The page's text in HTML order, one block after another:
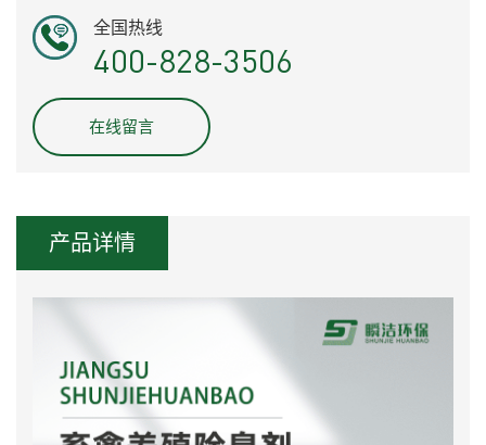
全国热线
400-828-3506
在线留言
产品详情